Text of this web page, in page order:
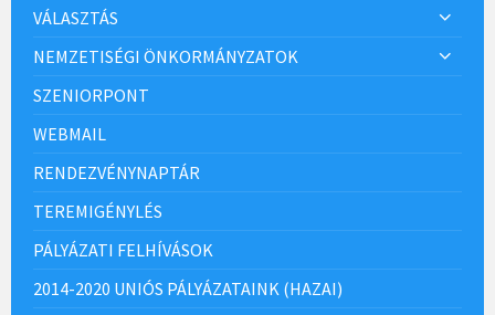
VÁLASZTÁS
NEMZETISÉGI ÖNKORMÁNYZATOK
SZENIORPONT
WEBMAIL
RENDEZVÉNYNAPTÁR
TEREMIGÉNYLÉS
PÁLYÁZATI FELHÍVÁSOK
2014-2020 UNIÓS PÁLYÁZATAINK (HAZAI)